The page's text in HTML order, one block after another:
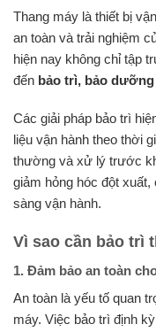
Thang máy là thiết bị
an toàn và trải nghiệm
hiện nay không chỉ tập
đến bảo trì, bảo
Các giải pháp bảo trì
liệu vận hành theo thời
thường và xử lý trước
giảm hỏng hóc đột
sàng vận hành.
Vì sao cần bảo trì
1. Đảm bảo an toàn
An toàn là yếu tố quan
máy. Việc bảo trì định